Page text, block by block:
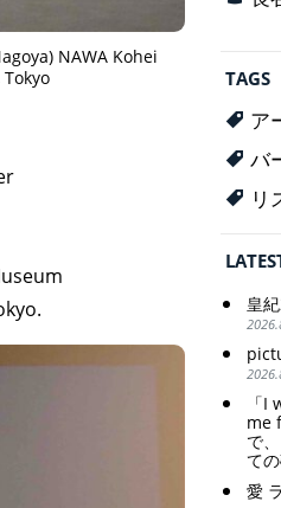
NAWA Kohei
TAGS
ア
バ
リ
皇
「
me
で
て
愛